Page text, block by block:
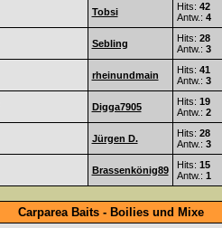
Tobsi Hits: 42
Antw.: 4
Sebling Hits: 28
Antw.: 3
rheinundmain Hits: 41
Antw.: 3
Digga7905 Hits: 19
Antw.: 2
Jürgen D. Hits: 28
Antw.: 3
Brassenkönig89 Hits: 15
Antw.: 1
Carparea Baits - Boilies und Mixe